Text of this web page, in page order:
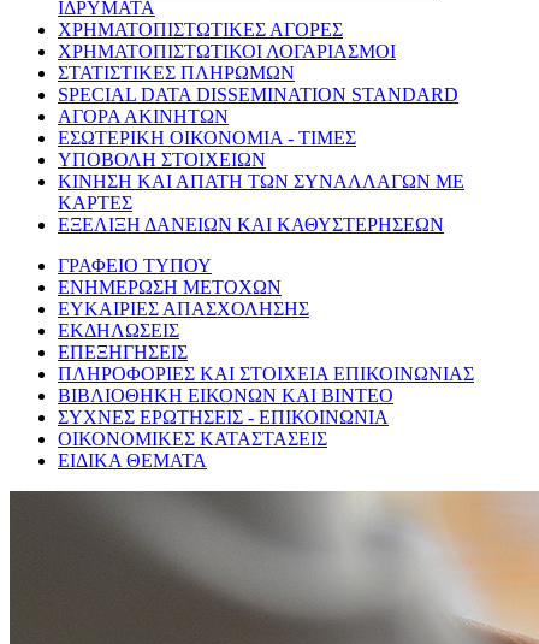
ΙΔΡΥΜΑΤΑ
ΧΡΗΜΑΤΟΠΙΣΤΩΤΙΚΕΣ ΑΓΟΡΕΣ
ΧΡΗΜΑΤΟΠΙΣΤΩΤΙΚΟΙ ΛΟΓΑΡΙΑΣΜΟΙ
ΣΤΑΤΙΣΤΙΚΕΣ ΠΛΗΡΩΜΩΝ
SPECIAL DATA DISSEMINATION STANDARD
ΑΓΟΡΑ ΑΚΙΝΗΤΩΝ
ΕΣΩΤΕΡΙΚΗ ΟΙΚΟΝΟΜΙΑ - ΤΙΜΕΣ
ΥΠΟΒΟΛΗ ΣΤΟΙΧΕΙΩΝ
ΚΙΝΗΣΗ ΚΑΙ ΑΠΑΤΗ ΤΩΝ ΣΥΝΑΛΛΑΓΩΝ ΜΕ
ΚΑΡΤΕΣ
ΕΞΕΛΙΞΗ ΔΑΝΕΙΩΝ ΚΑΙ ΚΑΘΥΣΤΕΡΗΣΕΩΝ
ΓΡΑΦΕΙΟ ΤΥΠΟΥ
ΕΝΗΜΕΡΩΣΗ ΜΕΤΟΧΩΝ
ΕΥΚΑΙΡΙΕΣ ΑΠΑΣΧΟΛΗΣΗΣ
ΕΚΔΗΛΩΣΕΙΣ
ΕΠΕΞΗΓΗΣΕΙΣ
ΠΛΗΡΟΦΟΡΙΕΣ ΚΑΙ ΣΤΟΙΧΕΙΑ ΕΠΙΚΟΙΝΩΝΙΑΣ
ΒΙΒΛΙΟΘΗΚΗ ΕΙΚΟΝΩΝ ΚΑΙ ΒΙΝΤΕΟ
ΣΥΧΝΕΣ ΕΡΩΤΗΣΕΙΣ - ΕΠΙΚΟΙΝΩΝΙΑ
ΟΙΚΟΝΟΜΙΚΕΣ ΚΑΤΑΣΤΑΣΕΙΣ
ΕΙΔΙΚΑ ΘΕΜΑΤΑ